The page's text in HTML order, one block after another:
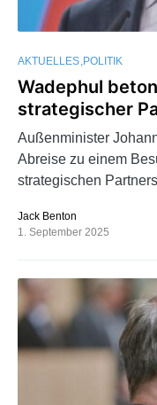
AKTUELLES POLITIK
Wadephul
strategischer
Außenminister
Abreise zu einem
strategischen
Jack Benton
1. September 2025